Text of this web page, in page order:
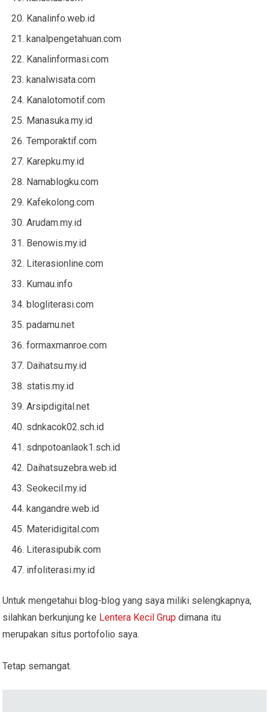
Kanalinfo.web.id
kanalpengetahuan.com
Kanalinformasi.com
kanalwisata.com
Kanalotomotif.com
Manasuka.my.id
Temporaktif.com
Karepku.my.id
Namablogku.com
Kafekolong.com
Arudam.my.id
Benowis.my.id
Literasionline.com
Kumau.info
blogliterasi.com
padamu.net
formaxmanroe.com
Daihatsu.my.id
statis.my.id
Arsipdigital.net
sdnkacok02.sch.id
sdnpotoanlaok1.sch.id
Daihatsuzebra.web.id
Seokecil.my.id
kangandre.web.id
Materidigital.com
Literasipubik.com
infoliterasi.my.id
Untuk mengetahui blog-blog yang saya miliki selengkapnya,
silahkan berkunjung ke Lentera Kecil Grup dimana itu
merupakan situs portofolio saya.
Tetap semangat.